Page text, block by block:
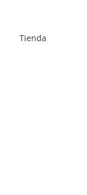
Tienda